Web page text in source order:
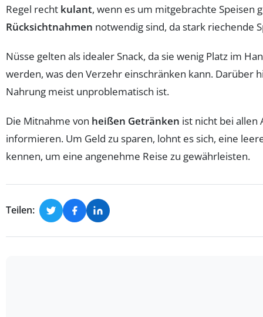
Regel recht kulant, wenn es um mitgebrachte Speisen
Rücksichtnahmen notwendig sind, da stark riechende
Nüsse gelten als idealer Snack, da sie wenig Platz im
werden, was den Verzehr einschränken kann. Darüber
Nahrung meist unproblematisch ist.
Die Mitnahme von heißen Getränken ist nicht bei allen
informieren. Um Geld zu sparen, lohnt es sich, eine
kennen, um eine angenehme Reise zu gewährleisten.
Teilen: